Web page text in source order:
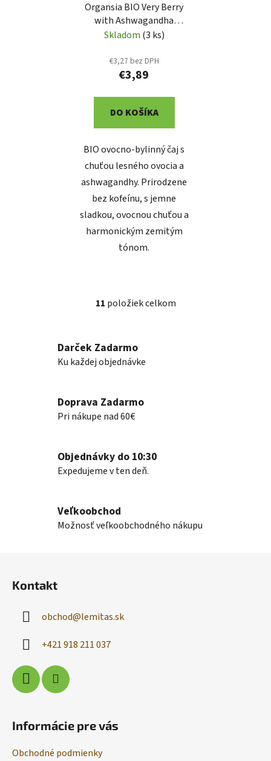
Organsia BIO Very Berry
with Ashwagandha
prebal 18x1,8g (3000)
Skladom (3 ks)
€3,27 bez DPH
€3,89
DO KOŠÍKA
BIO ovocno-bylinný čaj s
chuťou lesného ovocia a
ashwagandhy. Prirodzene
bez kofeínu, s jemne
sladkou, ovocnou chuťou a
harmonickým zemitým
tónom.
O
á
d
i
e
v
k
p
11 položiek celkom
Darček Zadarmo
Ku každej objednávke
Doprava Zadarmo
Pri nákupe nad 60€
Objednávky do 10:30
Expedujeme v ten deň.
Veľkoobchod
Možnosť veľkoobchodného nákupu
Kontakt
obchod@lemitas.sk
+421 918 211 037
Informácie pre vás
Obchodné podmienky